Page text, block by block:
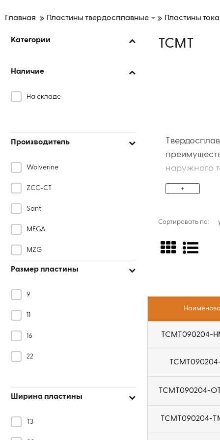
Главная Пластины твердосплавные Пластины
Категории
Наличие
На складе
Производитель
Wolverine
ZCC-CT
Sant
MEGA
MZG
Huareal
Koves
Hardstone
HADSTO
MetalCraft
Размер пластины
9
11
16
22
Ширина пластины
T3
TCMT
наружного
позитивную
+
Сортировать по:
TCMT090204-
TCMT090204-
TCMT090204-